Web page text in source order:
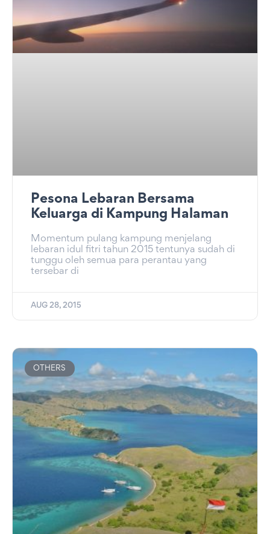
Pesona Lebaran Bersama
Keluarga di Kampung Halaman
Momentum pulang kampung menjelang
lebaran idul fitri tahun 2015 tentunya sudah di
tunggu oleh semua para perantau yang
tersebar di
AUG 28, 2015
OTHERS